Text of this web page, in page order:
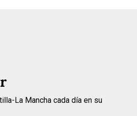
La Mancha cada día en su